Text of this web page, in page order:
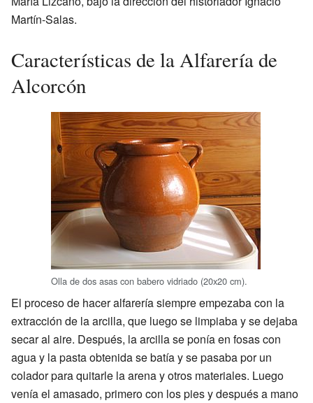
Martín-Salas.
Características de la Alfarería de
Alcorcón
Olla de dos asas con babero vidriado (20x20 cm).
El proceso de hacer alfarería siempre empezaba con la
extracción de la arcilla, que luego se limpiaba y se dejaba
secar al aire. Después, la arcilla se ponía en fosas con
agua y la pasta obtenida se batía y se pasaba por un
colador para quitarle la arena y otros materiales. Luego
venía el amasado, primero con los pies y después a mano